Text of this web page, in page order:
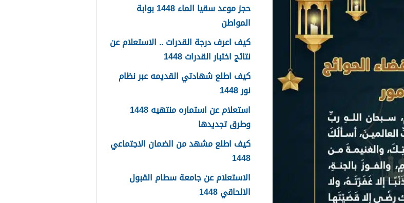
حجز موعد سقيا الماء 1448 بوابة
المواطن
كيف اعرف درجة القدرات .. الاستعلام عن
نتائج اختبار القدرات 1448
كيف اطلع شهادتي القديمه عبر نظام
نور 1448
استعلام عن استماره منتهيه 1448
وطرق تجديدها
كيف اطلع مشهد من الضمان الاجتماعي
1448
الاستعلام عن جامعة سطام القبول
الالحاقي 1448